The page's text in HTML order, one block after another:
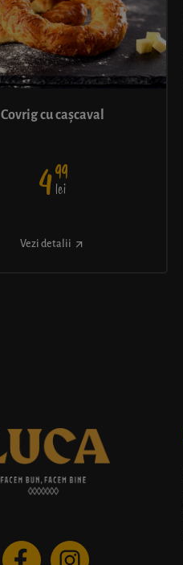
Covrig cu cașcaval
499
lei
Vezi detalii